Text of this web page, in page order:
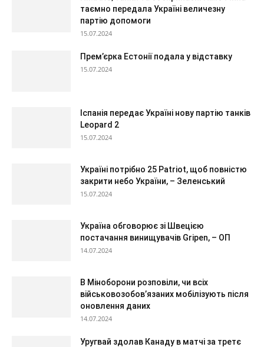
таємно передала Україні величезну
партію допомоги
15.07.2024
Прем’єрка Естонії подала у відставку
15.07.2024
Іспанія передає Україні нову партію танків
Leopard 2
15.07.2024
Україні потрібно 25 Patriot, щоб повністю
закрити небо України, – Зеленський
15.07.2024
Україна обговорює зі Швецією
постачання винищувачів Gripen, – ОП
14.07.2024
В Міноборони розповіли, чи всіх
військовозобов’язаних мобілізують після
оновлення даних
14.07.2024
Уругвай здолав Канаду в матчі за третє